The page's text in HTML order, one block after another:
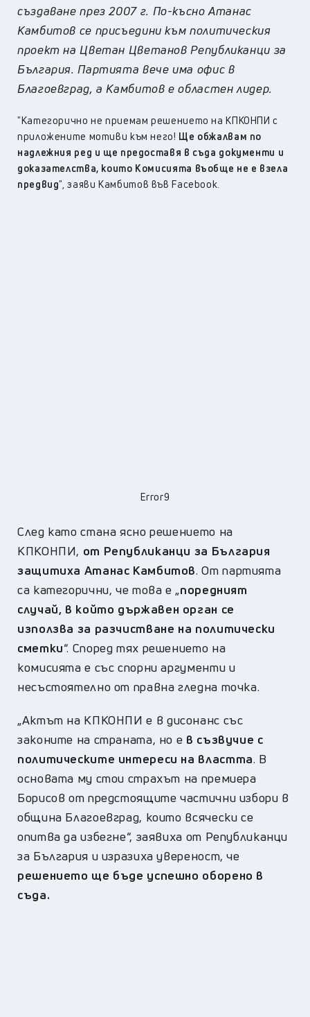
създаване през 2007 г. По-късно Атанас
Камбитов се присъедини към политическия
проект на Цветан Цветанов Републиканци за
България. Партията вече има офис в
Благоевград, а Камбитов е областен лидер.
"Категорично не приемам решението на КПКОНПИ с
приложените мотиви към него! Ще обжалвам по
надлежния ред и ще предоставя в съда документи и
доказателства, които Комисията въобще не е взела
предвид", заяви Камбитов във Facebook.
Error9
След като стана ясно решението на
КПКОНПИ, от Републиканци за България
защитиха Атанас Камбитов. От партията
са категорични, че това е „поредният
случай, в който държавен орган се
използва за разчистване на политически
сметки“. Според тях решението на
комисията е със спорни аргументи и
несъстоятелно от правна гледна точка.
„Актът на КПКОНПИ е в дисонанс със
законите на страната, но е в съзвучие с
политическите интереси на властта. В
основата му стои страхът на премиера
Борисов от предстоящите частични избори в
община Благоевград, които всячески се
опитва да избегне“, заявиха от Републиканци
за България и изразиха увереност, че
решението ще бъде успешно оборено в
съда.